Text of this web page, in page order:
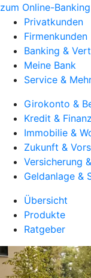
zum Online-Banking
Privatkunden
Firmenkunden
Banking &
Meine Bank
Service &
Girokonto &
Kredit &
Immobilie &
Zukunft &
Versicherung
Geldanlage &
Übersicht
Produkte
Ratgeber